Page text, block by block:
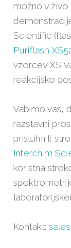
možno v
Scientific
Puriflash
vzorcev XS
reakcijsko
Vabimo vas,
razstavni
prisluhniti
Interchim
koristna
Kontakt: